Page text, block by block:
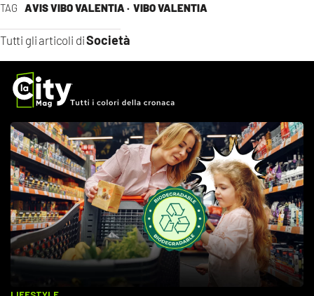
TAG AVIS VIBO VALENTIA · VIBO VALENTIA
Tutti gli articoli diSocietà